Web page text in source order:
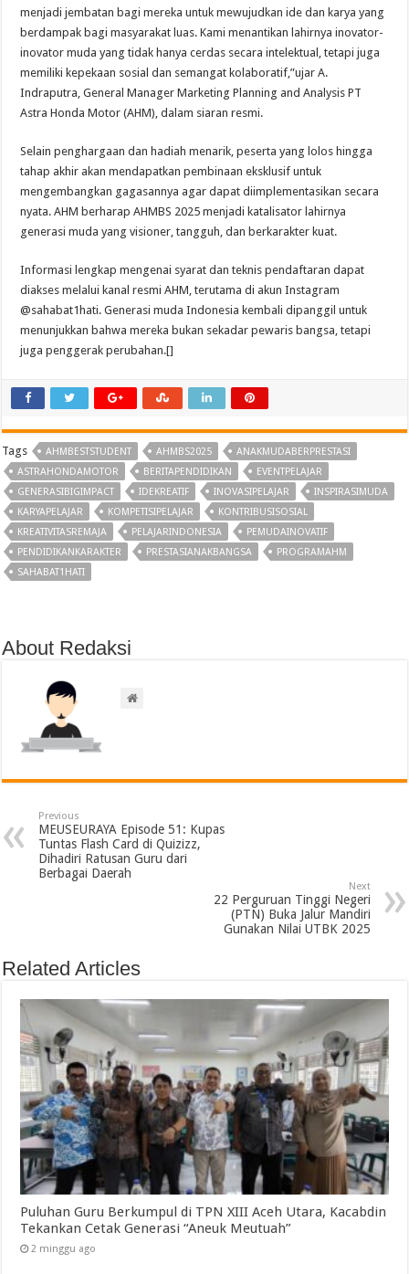
menjadi jembatan bagi mereka untuk mewujudkan ide dan karya yang
berdampak bagi masyarakat luas. Kami menantikan lahirnya inovator-
inovator muda yang tidak hanya cerdas secara intelektual, tetapi juga
memiliki kepekaan sosial dan semangat kolaboratif,”ujar A.
Indraputra, General Manager Marketing Planning and Analysis PT
Astra Honda Motor (AHM), dalam siaran resmi.
Selain penghargaan dan hadiah menarik, peserta yang lolos hingga
tahap akhir akan mendapatkan pembinaan eksklusif untuk
mengembangkan gagasannya agar dapat diimplementasikan secara
nyata. AHM berharap AHMBS 2025 menjadi katalisator lahirnya
generasi muda yang visioner, tangguh, dan berkarakter kuat.
Informasi lengkap mengenai syarat dan teknis pendaftaran dapat
diakses melalui kanal resmi AHM, terutama di akun Instagram
@sahabat1hati. Generasi muda Indonesia kembali dipanggil untuk
menunjukkan bahwa mereka bukan sekadar pewaris bangsa, tetapi
juga penggerak perubahan.[]
Tags AHMBESTSTUDENT AHMBS2025
ANAKMUDABERPRESTASI
ASTRAHONDAMOTOR
BERITAPENDIDIKAN
EVENTPELAJAR
GENERASIBIGIMPACT
IDEKREATIF INOVASIPELAJAR
INSPIRASIMUDA
KARYAPELAJAR
KOMPETISIPELAJAR
KONTRIBUSISOSIAL
KREATIVITASREMAJA
PELAJARINDONESIA
PEMUDAINOVATIF
PENDIDIKANKARAKTER
PRESTASIANAKBANGSA
PROGRAMAHM
SAHABAT1HATI
About Redaksi
Previous
MEUSEURAYA Episode 51: Kupas
Tuntas Flash Card di Quizizz,
Dihadiri Ratusan Guru dari
Berbagai Daerah
Next
22 Perguruan Tinggi Negeri
(PTN) Buka Jalur Mandiri
Gunakan Nilai UTBK 2025
Related Articles
Puluhan Guru Berkumpul di TPN XIII Aceh Utara, Kacabdin
Tekankan Cetak Generasi “Aneuk Meutuah”
2 minggu ago